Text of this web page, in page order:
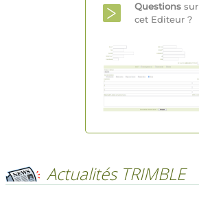
Questions sur
cet Editeur ?
Actualités TRIMBLE